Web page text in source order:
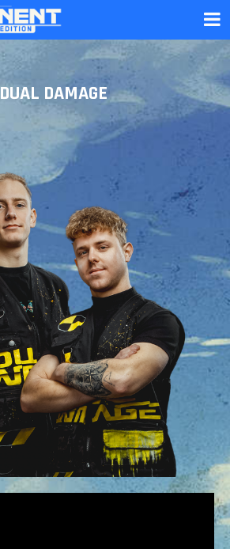
DUAL DAMAGE